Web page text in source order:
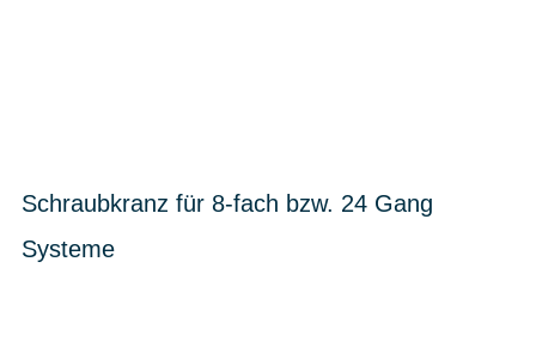
Schraubkranz für 8-fach bzw. 24 Gang
Systeme